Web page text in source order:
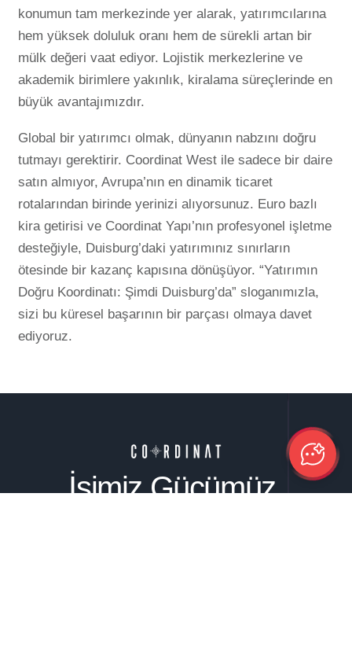
konumun tam merkezinde yer alarak, yatırımcılarına
hem yüksek doluluk oranı hem de sürekli artan bir
mülk değeri vaat ediyor. Lojistik merkezlerine ve
akademik birimlere yakınlık, kiralama süreçlerinde en
büyük avantajımızdır.
Global bir yatırımcı olmak, dünyanın nabzını doğru
tutmayı gerektirir. Coordinat West ile sadece bir daire
satın almıyor, Avrupa’nın en dinamik ticaret
rotalarından birinde yerinizi alıyorsunuz. Euro bazlı
kira getirisi ve Coordinat Yapı’nın profesyonel işletme
desteğiyle, Duisburg’daki yatırımınız sınırların
ötesinde bir kazanç kapısına dönüşüyor. “Yatırımın
Doğru Koordinatı: Şimdi Duisburg’da” sloganımızla,
sizi bu küresel başarının bir parçası olmaya davet
ediyoruz.
İşimiz Gücümüz